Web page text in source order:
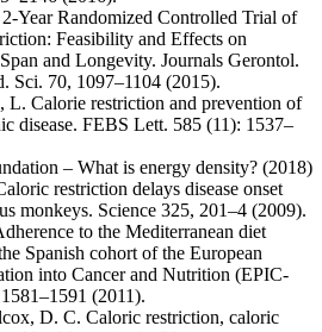
Year Randomized Controlled Trial of
Feasibility and Effects on
and Longevity. Journals Gerontol.
Sci. 70, 1097–1104 (2015).
L. Calorie restriction and prevention of
disease. FEBS Lett. 585 (11): 1537–
– What is energy density? (2018)
restriction delays disease onset
monkeys. Science 325, 201–4 (2009).
to the Mediterranean diet
Spanish cohort of the European
into Cancer and Nutrition (EPIC-
(2011).
D. C. Caloric restriction, caloric